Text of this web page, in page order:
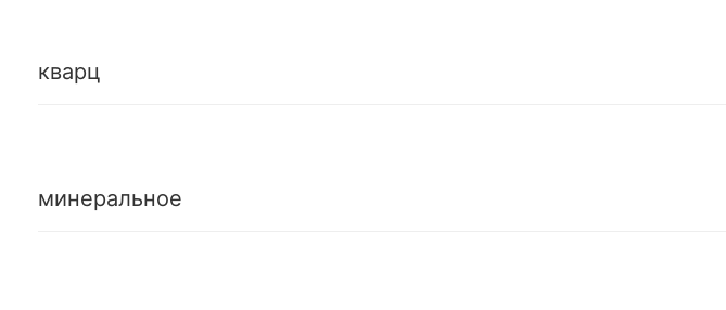
кварц
минеральное